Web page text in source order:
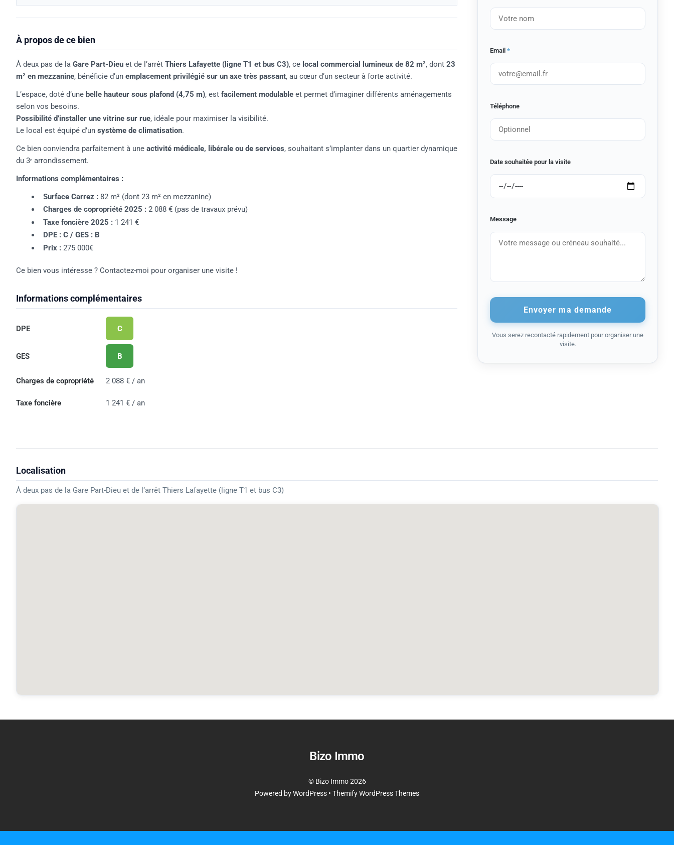
À propos de ce bien
À deux pas de la Gare Part-Dieu et de l’arrêt Thiers Lafayette (ligne T1 et bus C3), ce local commercial lumineux de 82 m², dont 23
m² en mezzanine, bénéficie d’un emplacement privilégié sur un axe très passant, au cœur d’un secteur à forte activité.
L’espace, doté d’une belle hauteur sous plafond (4,75 m), est facilement modulable et permet d’imaginer différents aménagements
selon vos besoins.
Possibilité d’installer une vitrine sur rue, idéale pour maximiser la visibilité.
Le local est équipé d’un système de climatisation.
Ce bien conviendra parfaitement à une activité médicale, libérale ou de services, souhaitant s’implanter dans un quartier dynamique
du 3ᵉ arrondissement.
Informations complémentaires :
Surface Carrez : 82 m² (dont 23 m² en mezzanine)
Charges de copropriété 2025 : 2 088 € (pas de travaux prévu)
Taxe foncière 2025 : 1 241 €
DPE : C / GES : B
Prix : 275 000€
Ce bien vous intéresse ? Contactez-moi pour organiser une visite !
Informations complémentaires
DPE C
GES B
Charges de copropriété 2 088 € / an
Taxe foncière 1 241 € / an
Email *
Téléphone
Date souhaitée pour la visite
Message
Envoyer ma demande
Vous serez recontacté rapidement pour organiser une
visite.
Localisation
À deux pas de la Gare Part-Dieu et de l’arrêt Thiers Lafayette (ligne T1 et bus C3)
Bizo Immo
© Bizo Immo2026
Powered byWordPress • Themify WordPress Themes